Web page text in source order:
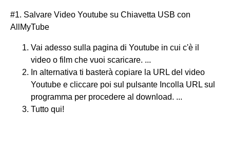
#1. Salvare Video Youtube su Chiavetta USB con
AllMyTube
Vai adesso sulla pagina di Youtube in cui c'è il
video o film che vuoi scaricare. ...
In alternativa ti basterà copiare la URL del video
Youtube e cliccare poi sul pulsante Incolla URL sul
programma per procedere al download. ...
Tutto qui!